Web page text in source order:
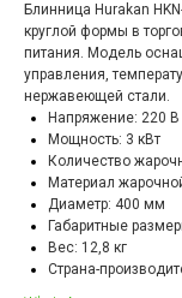
Блинница Hurakan
круглой формы в
питания. Модель
управления,
нержавеющей стали.
Напряжение: 220 В
Мощность: 3 кВт
Количество
Материал
Диаметр: 400 мм
Габаритные
Вес: 12,8 кг
Страна-